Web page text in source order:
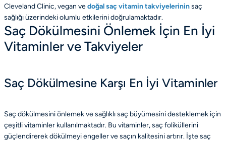
Cleveland Clinic, vegan vedoğal saç vitamin takviyelerininsaç
sağlığı üzerindeki olumlu etkilerini doğrulamaktadır.
Saç Dökülmesini Önlemek İçin En İyi
Vitaminler ve Takviyeler
Saç Dökülmesine Karşı En İyi Vitaminler
Saç dökülmesini önlemek ve sağlıklı saç büyümesini desteklemek için
çeşitli vitaminler kullanılmaktadır. Bu vitaminler, saç foliküllerini
güçlendirerek dökülmeyi engeller ve saçın kalitesini artırır. İşte saç